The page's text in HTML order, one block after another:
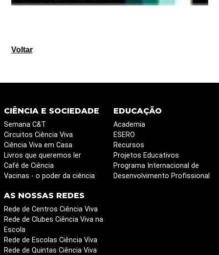
Voltar
CIÊNCIA E SOCIEDADE
Semana C&T
Circuitos Ciência Viva
Ciência Viva em Casa
Livros que queremos ler
Café de Ciência
Vacinas - o poder da ciência
EDUCAÇÃO
Academia
ESERO
Recursos
Projetos Educativos
Programa Internacional de
Desenvolvimento Profissional
AS NOSSAS REDES
Rede de Centros Ciência Viva
Rede de Clubes Ciência Viva na
Escola
Rede de Escolas Ciência Viva
Rede de Quintas Ciência Viva